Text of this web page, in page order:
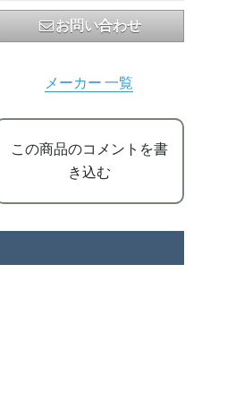
お問い合わせ
メーカー 一覧
この商品のコメントを書
き込む